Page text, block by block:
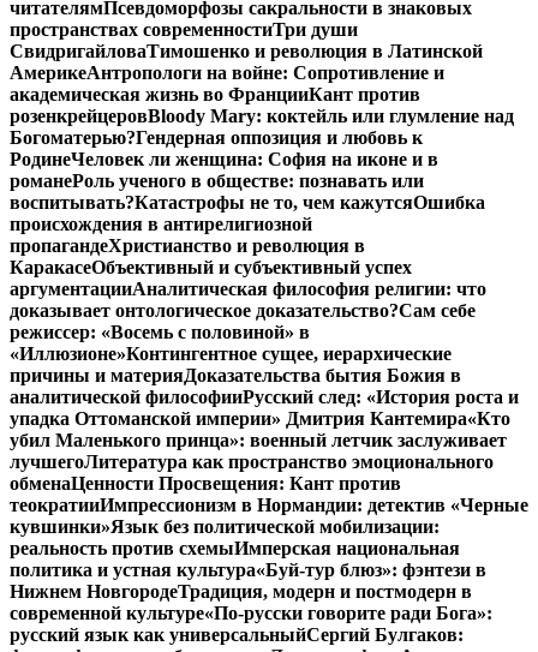
читателямПсевдоморфозы сакральности в знаковых
пространствах современностиТри души
СвидригайловаТимошенко и революция в Латинской
АмерикеАнтропологи на войне: Сопротивление и
академическая жизнь во ФранцииКант против
розенкрейцеровBloody Mary: коктейль или глумление над
Богоматерью?Гендерная оппозиция и любовь к
РодинеЧеловек ли женщина: София на иконе и в
романеРоль ученого в обществе: познавать или
воспитывать?Катастрофы не то, чем кажутсяОшибка
происхождения в антирелигиозной
пропагандеХристианство и революция в
КаракасеОбъективный и субъективный успех
аргументацииАналитическая философия религии: что
доказывает онтологическое доказательство?Сам себе
режиссер: «Восемь с половиной» в
«Иллюзионе»Контингентное сущее, иерархические
причины и материяДоказательства бытия Божия в
аналитической философииРусский след: «История роста и
упадка Оттоманской империи» Дмитрия Кантемира«Кто
убил Маленького принца»: военный летчик заслуживает
лучшегоЛитература как пространство эмоционального
обменаЦенности Просвещения: Кант против
теократииИмпрессионизм в Нормандии: детектив «Черные
кувшинки»Язык без политической мобилизации:
реальность против схемыИмперская национальная
политика и устная культура«Буй-тур блюз»: фэнтези в
Нижнем НовгородеТрадиция, модерн и постмодерн в
современной культуре«По-русски говорите ради Бога»:
русский язык как универсальныйСергий Булгаков: